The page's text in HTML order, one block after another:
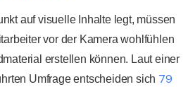
auf visuelle Inhalte legt, müssen
vor der Kamera wohlfühlen
erstellen können. Laut einer
Umfrage entscheiden sich 79